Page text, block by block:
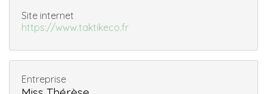
Site internet
https://www.taktikeco.fr
Entreprise